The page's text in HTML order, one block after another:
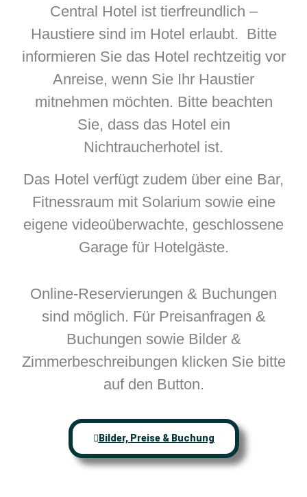
Central Hotel ist tierfreundlich –
Haustiere sind im Hotel erlaubt. Bitte
informieren Sie das Hotel rechtzeitig vor
Anreise, wenn Sie Ihr Haustier
mitnehmen möchten. Bitte beachten
Sie, dass das Hotel ein
Nichtraucherhotel ist.
Das Hotel verfügt zudem über eine Bar,
Fitnessraum mit Solarium sowie eine
eigene videoüberwachte, geschlossene
Garage für Hotelgäste.
Online-Reservierungen & Buchungen
sind möglich. Für Preisanfragen &
Buchungen sowie Bilder &
Zimmerbeschreibungen klicken Sie bitte
auf den Button.
Bilder, Preise & Buchung